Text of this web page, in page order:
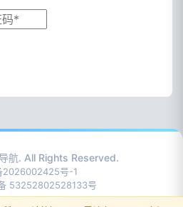
航. All Rights Reserved.
2026002425号-1
53252802528133号